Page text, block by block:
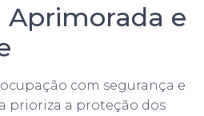
Aprimorada e
com segurança e
prioriza a proteção dos